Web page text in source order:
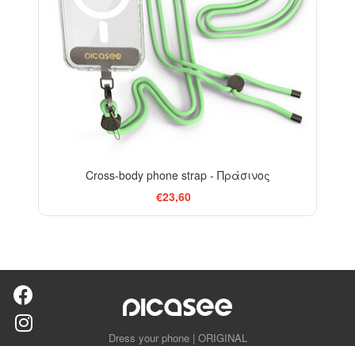
Cross-body phone strap - Πράσινος
€23,60
Dress your phone | ORIGINAL